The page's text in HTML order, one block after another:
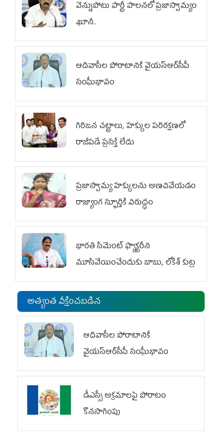
వెన్నుపోటు పార్టీ పాలనలో ప్రజాస్వామ్యం
ఖూనీ..
ఆదివాసీల పోరాటానికి వైయ‌స్ఆర్‌సీపీ
సంఘీభావం
గిరిజన చట్టాలు, హక్కుల పరిరక్షణలో
రాజీపడే ప్రసక్తే లేదు
ప్రజాస్వామ్య హక్కులను అణచివేయడం
రాజ్యాంగ స్ఫూర్తికి విరుద్ధం
భారతి సిమెంట్ ఫ్యాక్టరీని
మూసివేయించేందుకు బాబు, లోకేశ్ కుట్ర
అత్యంత వీక్షించబడిన
ఆదివాసీల పోరాటానికి
వైయ‌స్ఆర్‌సీపీ సంఘీభావం
డీఎస్సీ అక్రమాలపై పోరాటం
కొనసాగింపు